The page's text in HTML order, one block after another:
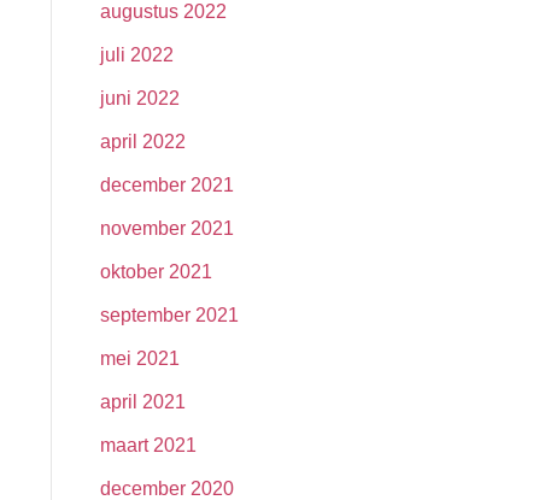
augustus 2022
juli 2022
juni 2022
april 2022
december 2021
november 2021
oktober 2021
september 2021
mei 2021
april 2021
maart 2021
december 2020